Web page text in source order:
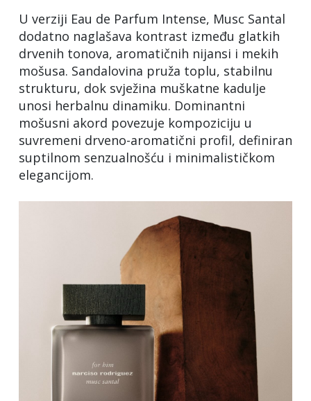
U verziji Eau de Parfum Intense, Musc Santal
dodatno naglašava kontrast između glatkih
drvenih tonova, aromatičnih nijansi i mekih
mošusa. Sandalovina pruža toplu, stabilnu
strukturu, dok svježina muškatne kadulje
unosi herbalnu dinamiku. Dominantni
mošusni akord povezuje kompoziciju u
suvremeni drveno-aromatični profil, definiran
suptilnom senzualnošću i minimalističkom
elegancijom.